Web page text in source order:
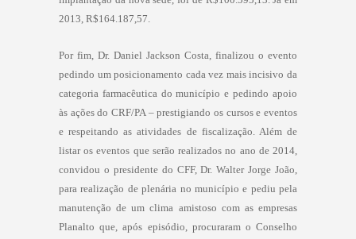
2013, R$164.187,57.
Por fim, Dr. Daniel Jackson Costa, finalizou o evento
pedindo um posicionamento cada vez mais incisivo da
categoria farmacêutica do município e pedindo apoio
às ações do CRF/PA – prestigiando os cursos e eventos
e respeitando as atividades de fiscalização. Além de
listar os eventos que serão realizados no ano de 2014,
convidou o presidente do CFF, Dr. Walter Jorge João,
para realização de plenária no município e pediu pela
manutenção de um clima amistoso com as empresas
Planalto que, após episódio, procuraram o Conselho